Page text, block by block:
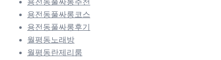
용전동풀싸롱코스
용전동풀싸롱후기
월평동노래방
월평동란제리룸